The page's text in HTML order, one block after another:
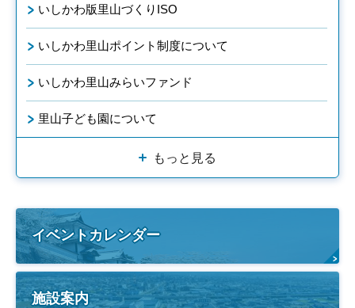
いしかわ版里山づくりISO
いしかわ里山ポイント制度について
いしかわ里山みらいファンド
里山子ども園について
もっと見る
イベントカレンダー
施設案内